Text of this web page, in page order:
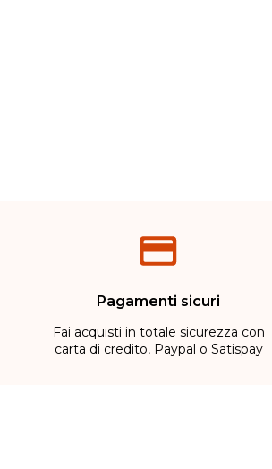
Pagamenti sicuri
Fai acquisti in totale sicurezza con
carta di credito, Paypal o Satispay